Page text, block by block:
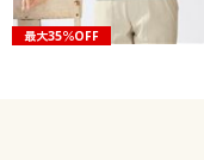
最大35％OFF